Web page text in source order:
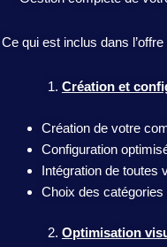
Ce qui est inclus dans l’offre
Création et
Création de votre
Configuration
Intégration de toutes
Choix des
Optimisation